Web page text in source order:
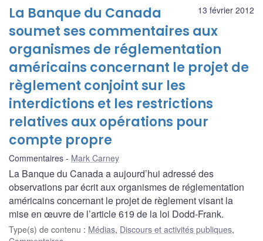
13 février 2012
La Banque du Canada
soumet ses commentaires aux
organismes de réglementation
américains concernant le projet de
règlement conjoint sur les
interdictions et les restrictions
relatives aux opérations pour
compte propre
Commentaires Mark Carney
La Banque du Canada a aujourd’hui adressé des
observations par écrit aux organismes de réglementation
américains concernant le projet de règlement visant la
mise en œuvre de l’article 619 de la loi Dodd-Frank.
Type(s) de contenu : Médias, Discours et activités publiques,